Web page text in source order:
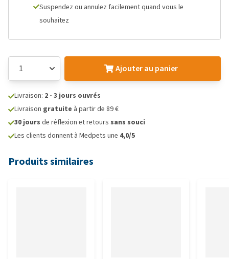
Suspendez ou annulez facilement quand vous le
souhaitez
Ajouter au panier
Livraison: 2 - 3 jours ouvrés
Livraison gratuite à partir de 89 €
30 jours de réflexion et retours sans souci
Les clients donnent à Medpets une 4,0/5
Produits similaires